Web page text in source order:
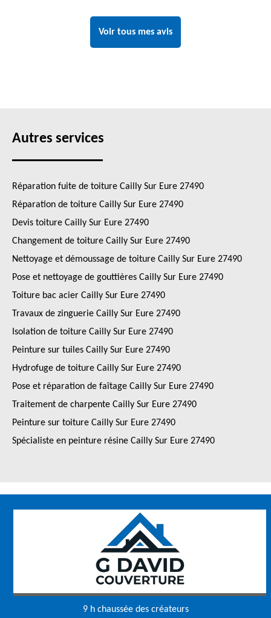
Voir tous mes avis
Autres services
Réparation fuite de toiture Cailly Sur Eure 27490
Réparation de toiture Cailly Sur Eure 27490
Devis toiture Cailly Sur Eure 27490
Changement de toiture Cailly Sur Eure 27490
Nettoyage et démoussage de toiture Cailly Sur Eure 27490
Pose et nettoyage de gouttières Cailly Sur Eure 27490
Toiture bac acier Cailly Sur Eure 27490
Travaux de zinguerie Cailly Sur Eure 27490
Isolation de toiture Cailly Sur Eure 27490
Peinture sur tuiles Cailly Sur Eure 27490
Hydrofuge de toiture Cailly Sur Eure 27490
Pose et réparation de faîtage Cailly Sur Eure 27490
Traitement de charpente Cailly Sur Eure 27490
Peinture sur toiture Cailly Sur Eure 27490
Spécialiste en peinture résine Cailly Sur Eure 27490
9 h chaussée des créateurs